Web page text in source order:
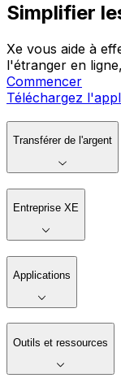
Simplifier
Xe vous aide à
l'étranger en
Commencer
Téléchargez
Transférer de l'argent
Entreprise XE
Applications
Outils et ressources